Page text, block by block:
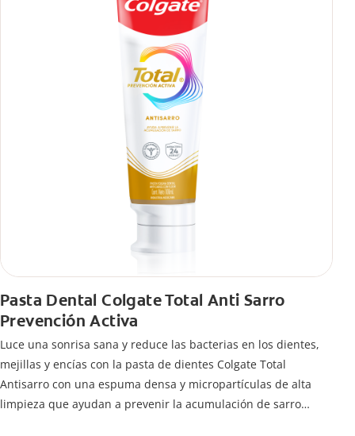
Pasta Dental Colgate Total Anti Sarro
Prevención Activa
Luce una sonrisa sana y reduce las bacterias en los dientes,
mejillas y encías con la pasta de dientes Colgate Total
Antisarro con una espuma densa y micropartículas de alta
limpieza que ayudan a prevenir la acumulación de sarro